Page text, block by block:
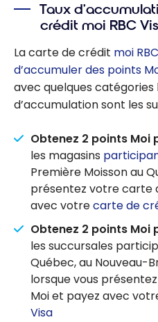
et Astuces pour
en profiter au
maximum
Taux
crédit moi RBC
La carte de crédit moi
d’accumuler des points
avec quelques catégories
d’accumulation sont les
Obtenez 2 points Moi
les magasins
Première Moisson au
présentez votre carte
avec votrecarte de
Obtenez 2 points Moi
les succursales
Québec, au Nouveau-
lorsque vous
Moi et payez avec
Visa